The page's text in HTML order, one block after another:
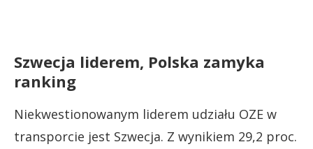
Szwecja liderem, Polska zamyka
ranking
Niekwestionowanym liderem udziału OZE w
transporcie jest Szwecja. Z wynikiem 29,2 proc.